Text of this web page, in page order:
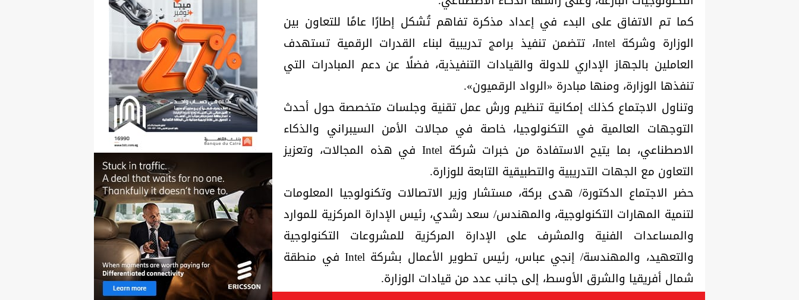
كما تم الاتفاق على البدء في إعداد مذكرة تفاهم تُشكل إطارًا عامًا للتعاون بين
الوزارة وشركة Intel، تتضمن تنفيذ برامج تدريبية لبناء القدرات الرقمية تستهدف
العاملين بالجهاز الإداري للدولة والقيادات التنفيذية، فضلًا عن دعم المبادرات التي
تنفذها الوزارة، ومنها مبادرة «الرواد الرقميون».
وتناول الاجتماع كذلك إمكانية تنظيم ورش عمل تقنية وجلسات متخصصة حول أحدث
التوجهات العالمية في التكنولوجيا، خاصة في مجالات الأمن السيبراني والذكاء
الاصطناعي، بما يتيح الاستفادة من خبرات شركة Intel في هذه المجالات، وتعزيز
التعاون مع الجهات التدريبية والتطبيقية التابعة للوزارة.
حضر الاجتماع الدكتورة/ هدى بركة، مستشار وزير الاتصالات وتكنولوجيا المعلومات
لتنمية المهارات التكنولوجية، والمهندس/ سعد رشدي، رئيس الإدارة المركزية للموارد
والمساعدات الفنية والمشرف على الإدارة المركزية للمشروعات التكنولوجية
والتعهيد، والمهندسة/ إنجي عباس، رئيس تطوير الأعمال بشركة Intel في منطقة
شمال أفريقيا والشرق الأوسط، إلى جانب عدد من قيادات الوزارة.